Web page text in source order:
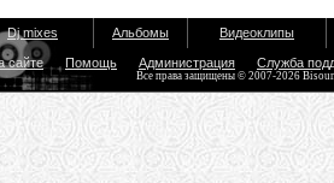
Dj mixes Альбомы Видеоклипы
сайте Помощь Администрация Служба
Все права защищены © 2007-2026